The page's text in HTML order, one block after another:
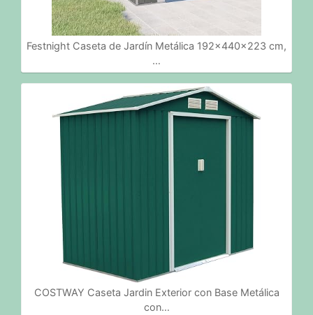
Festnight Caseta de Jardín Metálica 192x440x223 cm,
…
COSTWAY Caseta Jardin Exterior con Base Metálica
con…